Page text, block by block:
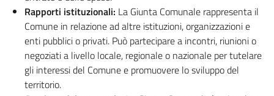
Rapporti istituzionali: La Giunta Comunale rappresenta il
Comune in relazione ad altre istituzioni, organizzazioni e
enti pubblici o privati. Può partecipare a incontri, riunioni o
negoziati a livello locale, regionale o nazionale per tutelare
gli interessi del Comune e promuovere lo sviluppo del
territorio.